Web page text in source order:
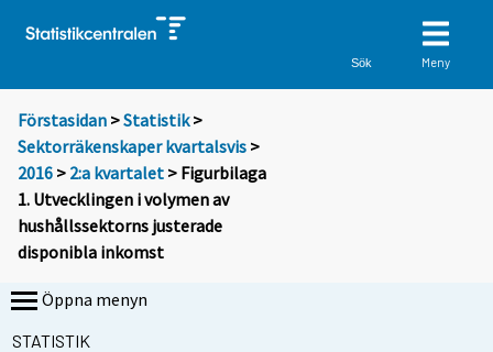
Sök Meny
Förstasidan >Statistik >
Sektorräkenskaper kvartalsvis >
2016 > 2:a kvartalet > Figurbilaga
1. Utvecklingen i volymen av
hushållssektorns justerade
disponibla inkomst
Öppna menyn
STATISTIK